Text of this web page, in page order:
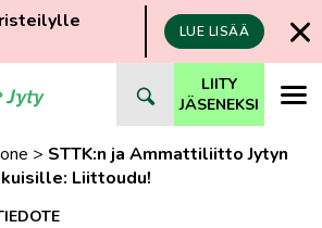
LUE LISÄÄ
LIITY
JÄSENEKSI
> STTK:n ja Ammattiliitto Jytyn
Liittoudu!